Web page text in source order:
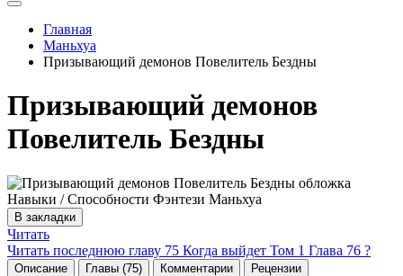
Главная
Маньхуа
Призывающий демонов Повелитель Бездны
Призывающий демонов
Повелитель Бездны
В закладки
Читать
Читать последнюю главу 75 Когда выйдет Том 1 Глава 76 ?
Описание Главы (75) Комментарии Рецензии